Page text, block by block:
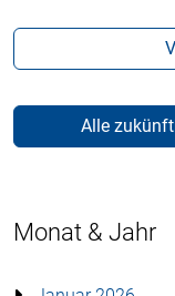
Alle
Monat & Jahr